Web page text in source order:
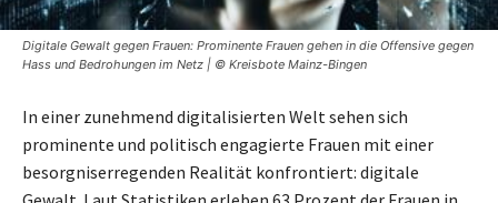
Digitale Gewalt gegen Frauen: Prominente Frauen gehen in die Offensive gegen
Hass und Bedrohungen im Netz | © Kreisbote Mainz-Bingen
In einer zunehmend digitalisierten Welt sehen sich
prominente und politisch engagierte Frauen mit einer
besorgniserregenden Realität konfrontiert: digitale